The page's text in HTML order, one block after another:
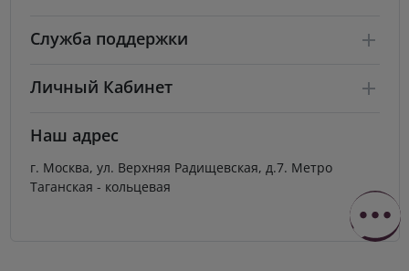
Служба поддержки
Личный Кабинет
Наш адрес
г. Москва, ул. Верхняя Радищевская, д.7. Метро
Таганская - кольцевая